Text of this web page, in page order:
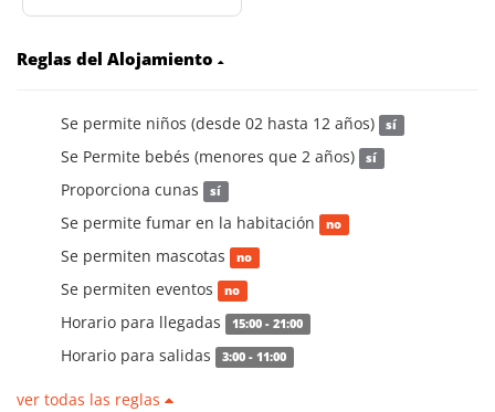
Reglas del Alojamiento
Se permite niños (desde 02 hasta 12 años) sí
Se Permite bebés (menores que 2 años) sí
Proporciona cunas sí
Se permite fumar en la habitación no
Se permiten mascotas no
Se permiten eventos no
Horario para llegadas 15:00 - 21:00
Horario para salidas 3:00 - 11:00
ver todas las reglas